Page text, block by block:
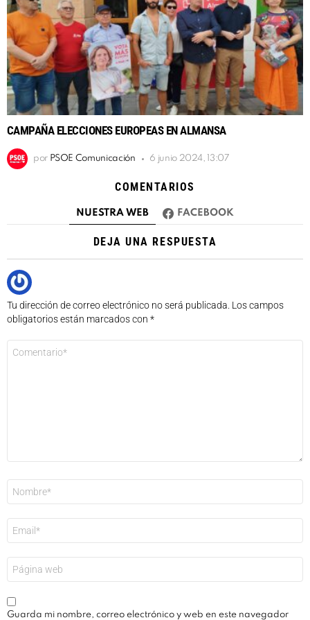
CAMPAÑA ELECCIONES EUROPEAS EN ALMANSA
por PSOE Comunicación 6 junio 2024, 13:07
COMENTARIOS
NUESTRA WEB FACEBOOK
DEJA UNA RESPUESTA
Tu dirección de correo electrónico no será publicada. Los campos
obligatorios están marcados con *
electrónico
*
Guarda mi nombre, correo electrónico y web en este navegador